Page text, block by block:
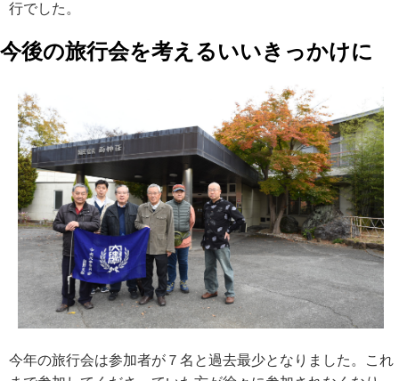
行でした。
今後の旅行会を考えるいいきっかけに
今年の旅行会は参加者が７名と過去最少となりました。これ